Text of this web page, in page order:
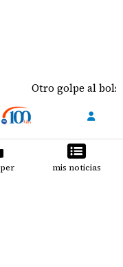
golpe al bolsillo del
mis noticias